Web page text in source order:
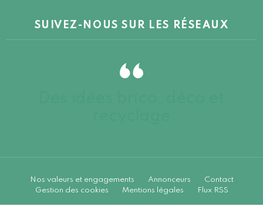
SUIVEZ-NOUS SUR LES RÉSEAUX
Nos valeurs et engagements Annonceurs
Contact
Gestion des cookies
Mentions légales Flux RSS